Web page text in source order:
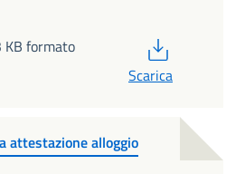
KB formato
Scarica
attestazione alloggio